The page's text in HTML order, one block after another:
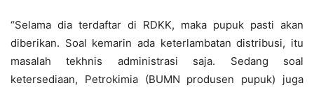
“Selama dia terdaftar di RDKK, maka pupuk pasti akan
diberikan. Soal kemarin ada keterlambatan distribusi, itu
masalah tekhnis administrasi saja. Sedang soal
ketersediaan, Petrokimia (BUMN produsen pupuk) juga